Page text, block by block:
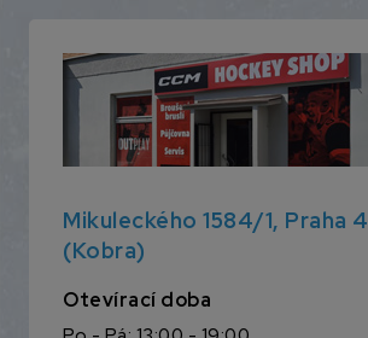
Mikuleckého 1584/1, Praha 4
(Kobra)
Otevírací doba